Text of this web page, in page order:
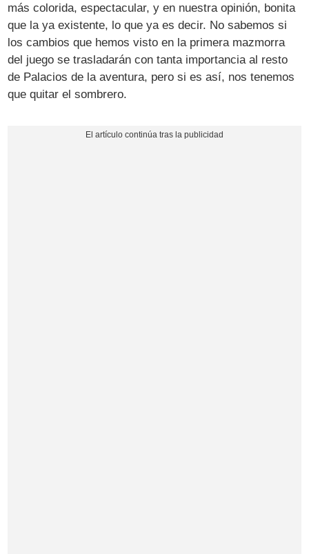
más colorida, espectacular, y en nuestra opinión, bonita
que la ya existente, lo que ya es decir. No sabemos si
los cambios que hemos visto en la primera mazmorra
del juego se trasladarán con tanta importancia al resto
de Palacios de la aventura, pero si es así, nos tenemos
que quitar el sombrero.